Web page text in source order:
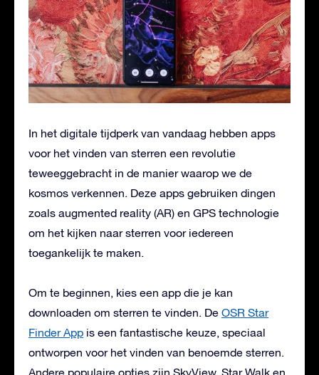
In het digitale tijdperk van vandaag hebben apps
voor het vinden van sterren een revolutie
teweeggebracht in de manier waarop we de
kosmos verkennen. Deze apps gebruiken dingen
zoals augmented reality (AR) en GPS technologie
om het kijken naar sterren voor iedereen
toegankelijk te maken.
Om te beginnen, kies een app die je kan
downloaden om sterren te vinden. De OSR Star
Finder App is een fantastische keuze, speciaal
ontworpen voor het vinden van benoemde sterren.
Andere populaire opties zijn SkyView, Star Walk en